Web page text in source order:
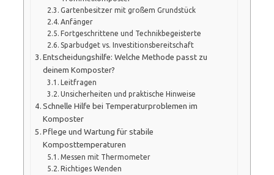
Gartenbesitzer mit großem Grundstück
Anfänger
Fortgeschrittene und Technikbegeisterte
Sparbudget vs. Investitionsbereitschaft
Entscheidungshilfe: Welche Methode passt zu
deinem Komposter?
Leitfragen
Unsicherheiten und praktische Hinweise
Schnelle Hilfe bei Temperaturproblemen im
Komposter
Pflege und Wartung für stabile
Komposttemperaturen
Messen mit Thermometer
Richtiges Wenden